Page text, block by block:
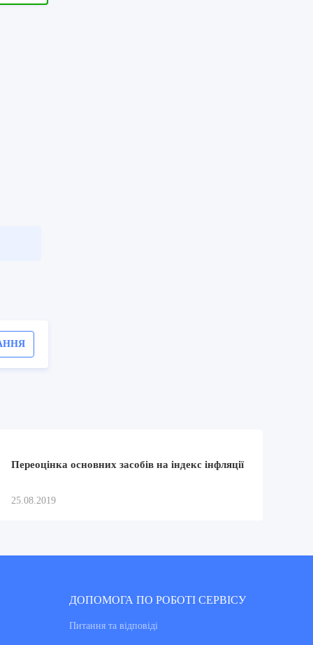
Переоцінка основних засобів на індекс інфляції
25.08.2019
ДОПОМОГА ПО РОБОТІ СЕРВІСУ
Питання та вiдповiдi